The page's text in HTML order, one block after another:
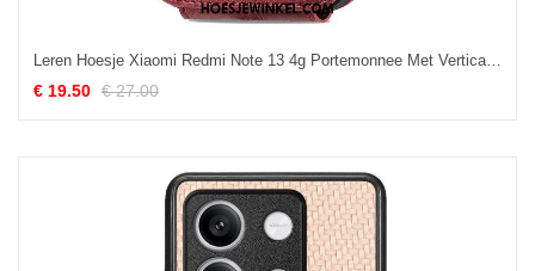
Leren Hoesje Xiaomi Redmi Note 13 4g Portemonnee Met Verticale Klep Bescherming Hoesje
€ 19.50 € 27.00